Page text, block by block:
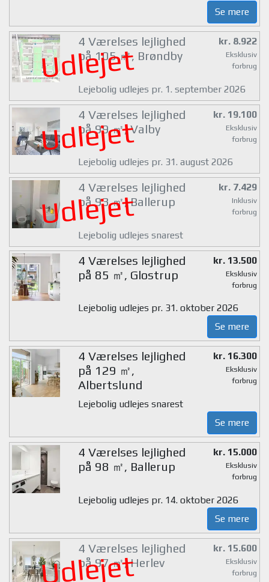
Se mere
Udlejet
4 Værelses lejlighed
på 105 ㎡, Brøndby
kr. 8.922
Eksklusiv
forbrug
Lejebolig udlejes pr. 1. september 2026
Udlejet
4 Værelses lejlighed
på 99 ㎡, Valby
kr. 19.100
Eksklusiv
forbrug
Lejebolig udlejes pr. 31. august 2026
Udlejet
4 Værelses lejlighed
på 93 ㎡, Ballerup
kr. 7.429
Inklusiv
forbrug
Lejebolig udlejes snarest
4 Værelses lejlighed
på 85 ㎡, Glostrup
kr. 13.500
Eksklusiv
forbrug
Lejebolig udlejes pr. 31. oktober 2026
Se mere
4 Værelses lejlighed
på 129 ㎡,
Albertslund
kr. 16.300
Eksklusiv
forbrug
Lejebolig udlejes snarest
Se mere
4 Værelses lejlighed
på 98 ㎡, Ballerup
kr. 15.000
Eksklusiv
forbrug
Lejebolig udlejes pr. 14. oktober 2026
Se mere
Udlejet
4 Værelses lejlighed
på 97 ㎡, Herlev
kr. 15.600
Eksklusiv
forbrug